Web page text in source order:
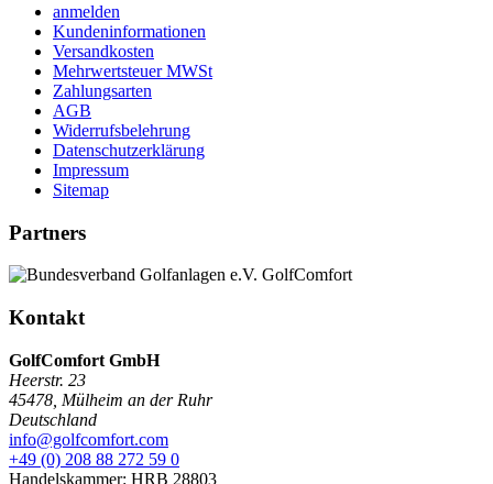
anmelden
Kundeninformationen
Versandkosten
Mehrwertsteuer MWSt
Zahlungsarten
AGB
Widerrufsbelehrung
Datenschutzerklärung
Impressum
Sitemap
Partners
Kontakt
GolfComfort GmbH
Heerstr. 23
45478 Mülheim an der Ruhr
Deutschland
info@golfcomfort.com
+49 (0) 208 88 272 59 0
Handelskammer: HRB 28803